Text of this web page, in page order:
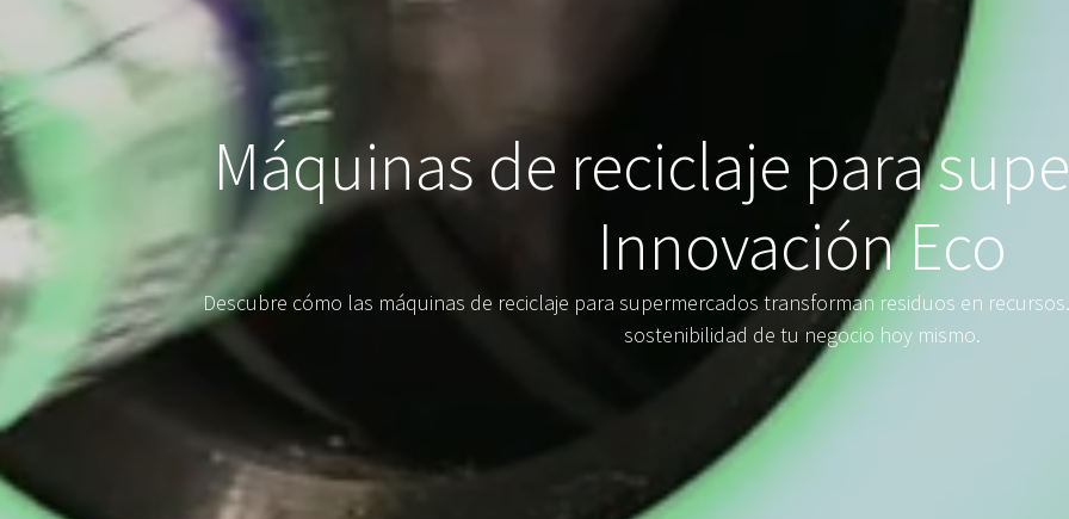
Máquinas de reciclaje para
Innovación Eco
Descubre cómo las máquinas de reciclaje para supermercados transforman residuos en
sostenibilidad de tu negocio hoy mismo.